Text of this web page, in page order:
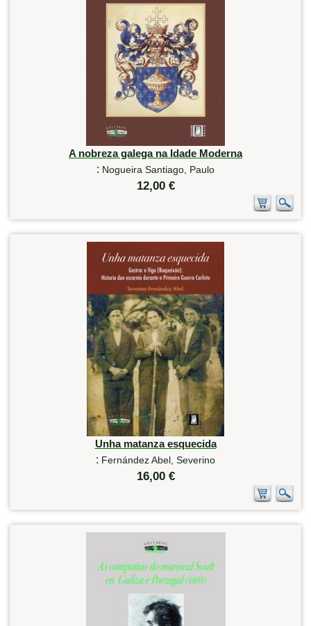
A nobreza galega na Idade Moderna
: Nogueira Santiago, Paulo
12,00 €
Unha matanza esquecida
: Fernández Abel, Severino
16,00 €